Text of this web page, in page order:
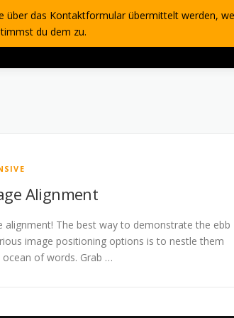
Alignment
alignment! The best way to demonstrate the ebb
image positioning options is to nestle them
of words. Grab …
über das Kontaktformular übermittelt werden,
du dem zu.